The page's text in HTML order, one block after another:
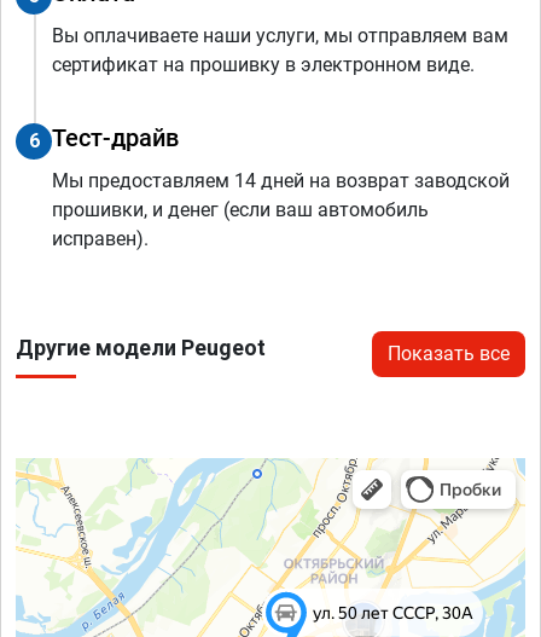
Вы оплачиваете наши услуги, мы отправляем вам
сертификат на прошивку в электронном виде.
6 Тест-драйв
Мы предоставляем 14 дней на возврат заводской
прошивки, и денег (если ваш автомобиль
исправен).
Другие модели Peugeot Показать все